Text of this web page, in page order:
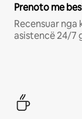
Prenoto me
Recensuar
asistencë 24/7